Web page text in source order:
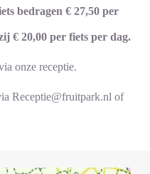
bedragen € 27,50 per
€ 20,00 per fiets per dag.
onze receptie.
Receptie@fruitpark.nl of